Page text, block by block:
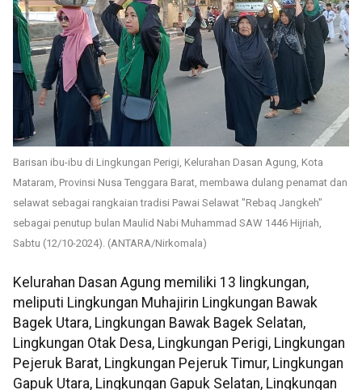
Barisan ibu-ibu di Lingkungan Perigi, Kelurahan Dasan Agung, Kota
Mataram, Provinsi Nusa Tenggara Barat, membawa dulang penamat dan
selawat sebagai rangkaian tradisi Pawai Selawat "Rebaq Jangkeh"
sebagai penutup bulan Maulid Nabi Muhammad SAW 1446 Hijriah,
Sabtu (12/10-2024). (ANTARA/Nirkomala)
Kelurahan Dasan Agung memiliki 13 lingkungan,
meliputi Lingkungan Muhajirin Lingkungan Bawak
Bagek Utara, Lingkungan Bawak Bagek Selatan,
Lingkungan Otak Desa, Lingkungan Perigi, Lingkungan
Pejeruk Barat, Lingkungan Pejeruk Timur, Lingkungan
Gapuk Utara, Lingkungan Gapuk Selatan, Lingkungan